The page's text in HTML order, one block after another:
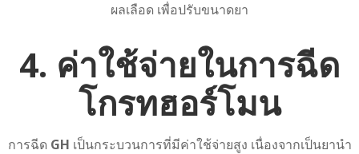
ผลเลือด เพื่อปรับขนาดยา
4. ค่าใช้จ่ายในการฉีด
โกรทฮอร์โมน
การฉีด GH เป็นกระบวนการที่มีค่าใช้จ่ายสูง เนื่องจากเป็นยานำ